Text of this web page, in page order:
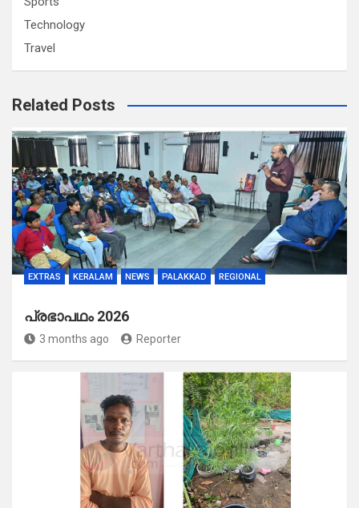
Technology
Travel
Related Posts
EXTRAS KERALAM NEWS PALAKKAD REGIONAL
പ്രഭാപഥം 2026
3 months ago Reporter